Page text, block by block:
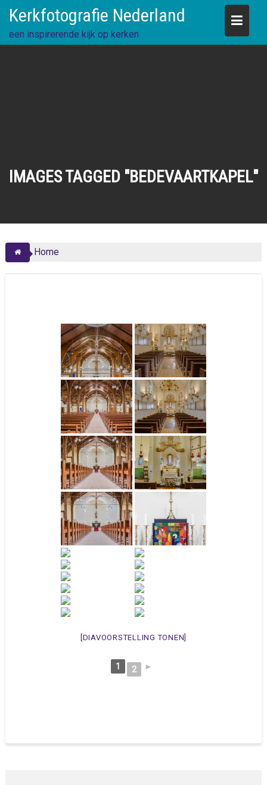
content
Kerkfotografie Nederland
een inspirerende kijk op kerken
IMAGES TAGGED "BEDEVAARTKAPEL"
Home
[DIAVOORSTELLING TONEN]
1 2 ►